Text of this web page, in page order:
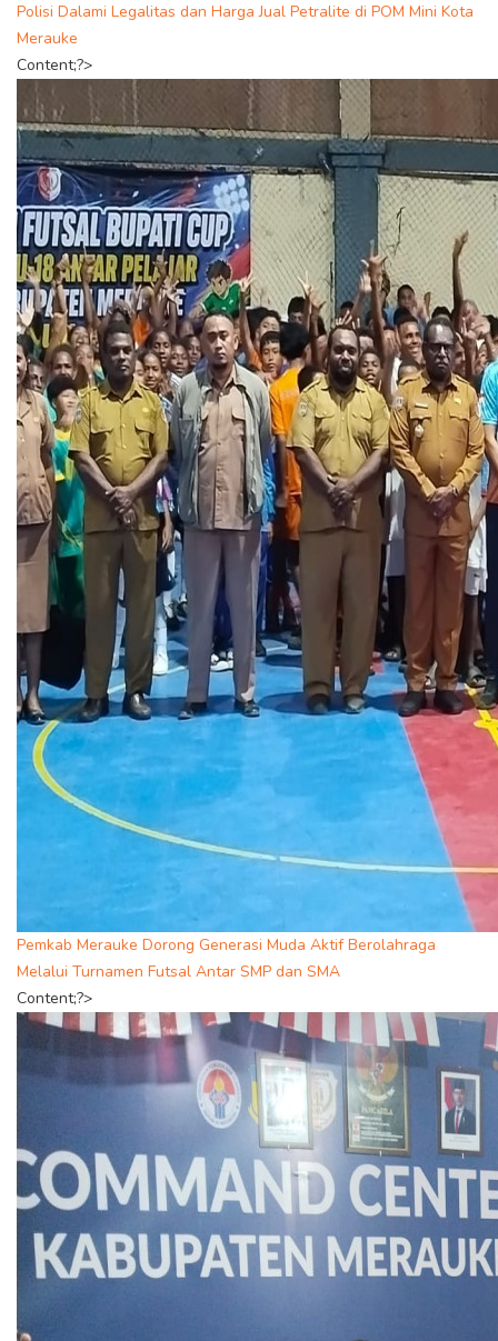
Polisi Dalami Legalitas dan Harga Jual Petralite di POM Mini Kota
Merauke
Content;?>
Pemkab Merauke Dorong Generasi Muda Aktif Berolahraga
Melalui Turnamen Futsal Antar SMP dan SMA
Content;?>